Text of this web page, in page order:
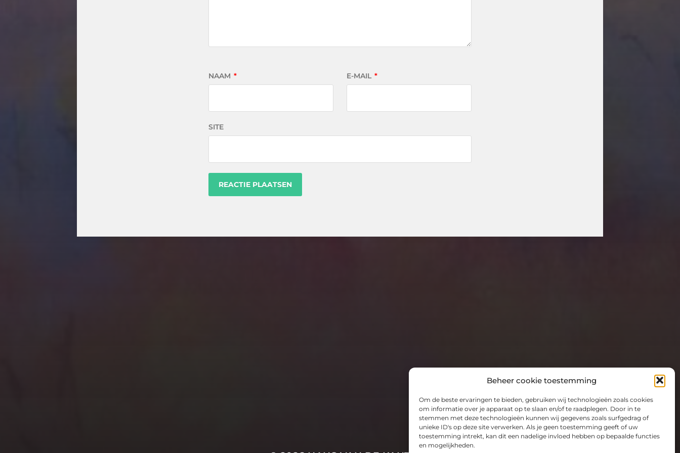
Beheer cookie toestemming
Om de beste ervaringen te bieden, gebruiken wij technologieën zoals cookies
om informatie over je apparaat op te slaan en/of te raadplegen. Door in te
stemmen met deze technologieën kunnen wij gegevens zoals surfgedrag of
unieke ID's op deze site verwerken. Als je geen toestemming geeft of uw
toestemming intrekt, kan dit een nadelige invloed hebben op bepaalde functies
en mogelijkheden.
NAAM * E-MAIL *
SITE